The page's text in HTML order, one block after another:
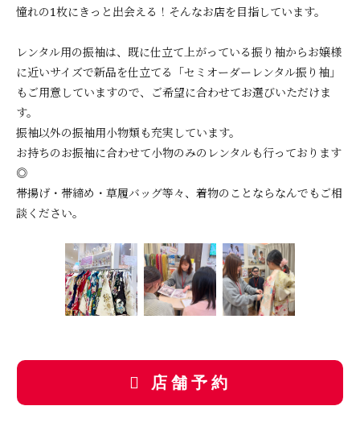
憧れの1枚にきっと出会える！そんなお店を目指しています。
レンタル用の振袖は、既に仕立て上がっている振り袖からお嬢様
に近いサイズで新品を仕立てる「セミオーダーレンタル振り袖」
もご用意していますので、ご希望に合わせてお選びいただけま
す。
振袖以外の振袖用小物類も充実しています。
お持ちのお振袖に合わせて小物のみのレンタルも行っております
◎
帯揚げ・帯締め・草履バッグ等々、着物のことならなんでもご相
談ください。
店舗予約